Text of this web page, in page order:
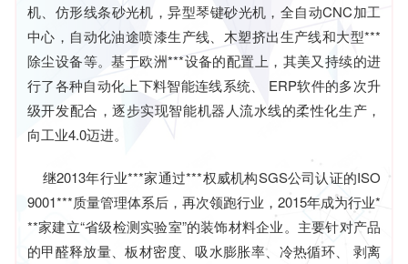
机、仿形线条砂光机，异型琴键砂光机，全自动CNC加工
中心，自动化油途喷漆生产线、木塑挤出生产线和大型***
除尘设备等。基于欧洲***设备的配置上，其美又持续的进
行了各种自动化上下料智能连线系统、 ERP软件的多次升
级开发配合，逐步实现智能机器人流水线的柔性化生产，
向工业4.0迈进。
继2013年行业***家通过***权威机构SGS公司认证的ISO
9001***质量管理体系后，再次领跑行业，2015年成为行业*
**家建立“省级检测实验室”的装饰材料企业。主要针对产品
的甲醛释放量、板材密度、吸水膨胀率、冷热循环、 剥离